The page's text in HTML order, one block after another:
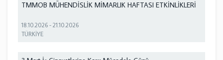
TMMOB MÜHENDİSLİK MİMARLIK HAFTASI ETKİNLİKLERİ
18.10.2026 -21.10.2026
TÜRKİYE